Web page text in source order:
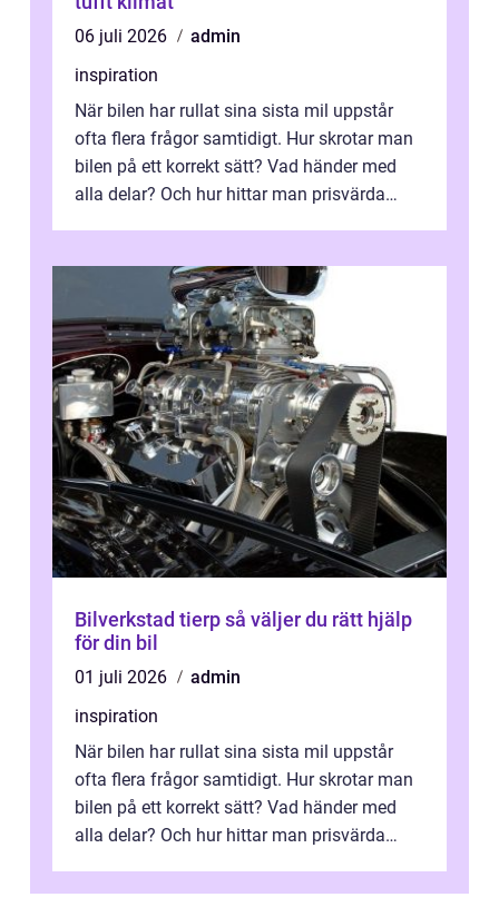
06 juli 2026
admin
inspiration
När bilen har rullat sina sista mil uppstår
ofta flera frågor samtidigt. Hur skrotar man
bilen på ett korrekt sätt? Vad händer med
alla delar? Och hur hittar man prisvärda
Bilverkstad tierp så väljer du rätt hjälp
för din bil
01 juli 2026
admin
inspiration
När bilen har rullat sina sista mil uppstår
ofta flera frågor samtidigt. Hur skrotar man
bilen på ett korrekt sätt? Vad händer med
alla delar? Och hur hittar man prisvärda